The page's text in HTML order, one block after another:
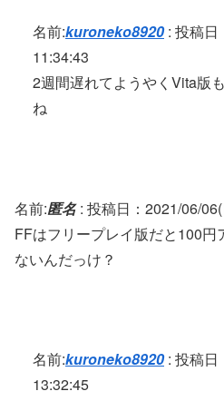
名前:kuroneko8920: 投稿日
11:34:43
2週間遅れてようやくVita版
ね
名前:匿名: 投稿日：2021/06/
FFはフリープレイ版だと100円
ないんだっけ？
名前:kuroneko8920: 投稿日
13:32:45